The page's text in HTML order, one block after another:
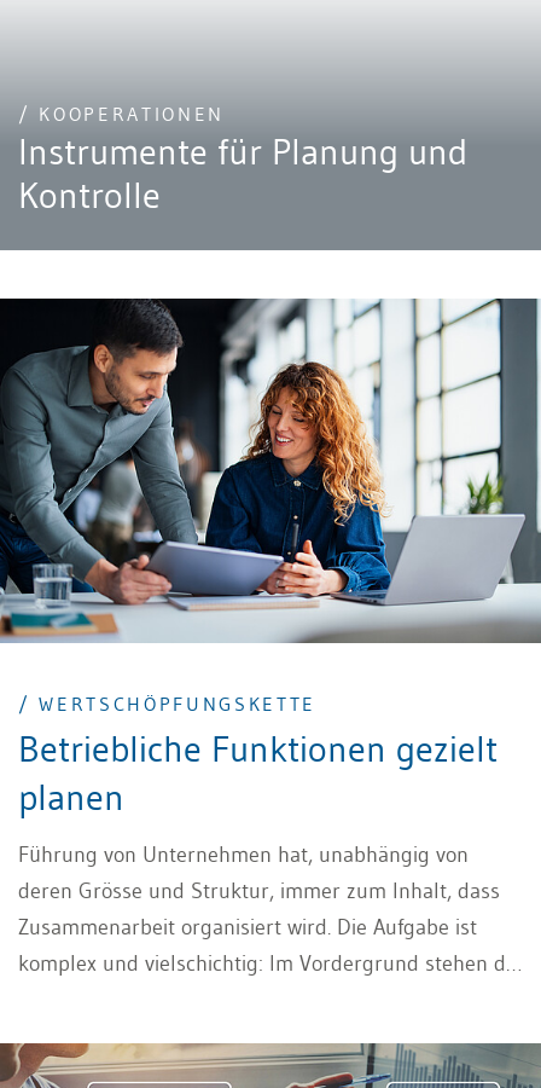
/ KOOPERATIONEN
Instrumente für Planung und
Kontrolle
/ WERTSCHÖPFUNGSKETTE
Betriebliche Funktionen gezielt
planen
Führung von Unternehmen hat, unabhängig von
deren Grösse und Struktur, immer zum Inhalt, dass
Zusammenarbeit organisiert wird. Die Aufgabe ist
komplex und vielschichtig: Im Vordergrund stehen die
Management ermöglichen, diese innerhalb der